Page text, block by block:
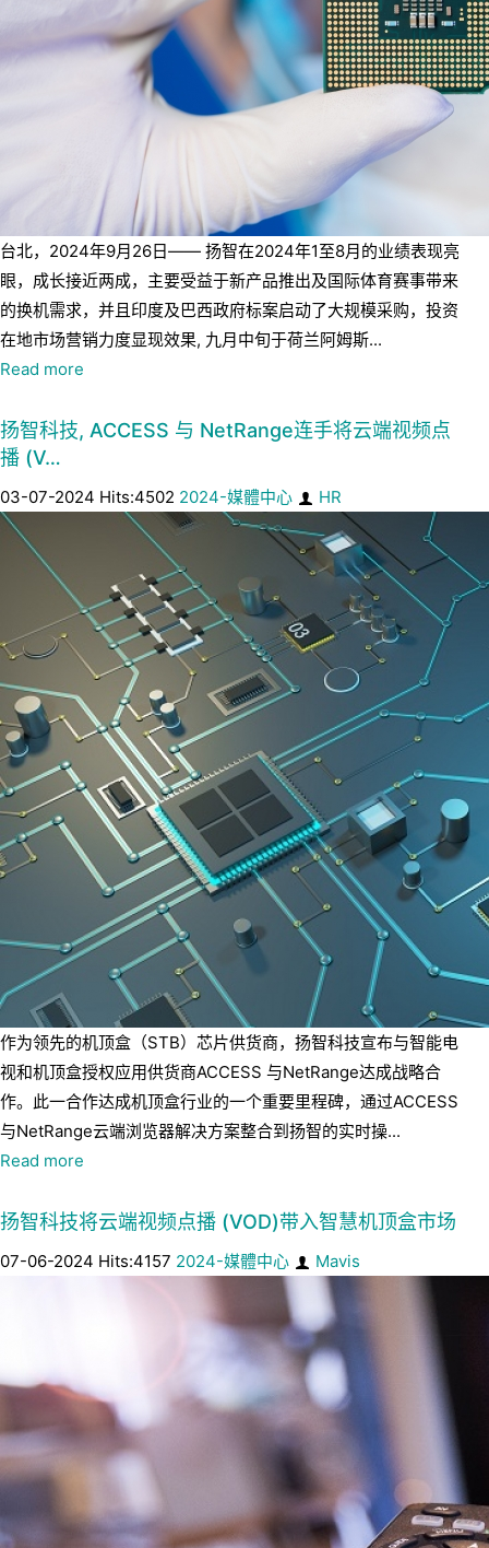
台北，2024年9月26日—— 扬智在2024年1至8月的业绩表现亮
眼，成长接近两成，主要受益于新产品推出及国际体育赛事带来
的换机需求，并且印度及巴西政府标案启动了大规模采购，投资
在地市场营销力度显现效果, 九月中旬于荷兰阿姆斯...
Read more
扬智科技, ACCESS 与 NetRange连手将云端视频点
播 (V…
03-07-2024 Hits:4502 2024-媒體中心 HR
作为领先的机顶盒（STB）芯片供货商，扬智科技宣布与智能电
视和机顶盒授权应用供货商ACCESS 与NetRange达成战略合
作。此一合作达成机顶盒行业的一个重要里程碑，通过ACCESS
与NetRange云端浏览器解决方案整合到扬智的实时操...
Read more
扬智科技将云端视频点播 (VOD)带入智慧机顶盒市场
07-06-2024 Hits:4157 2024-媒體中心 Mavis